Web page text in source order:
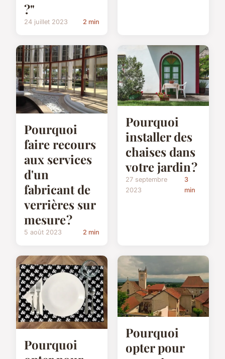
?"
24 juillet 2023 2 min
Pourquoi
faire recours
aux services
d'un
fabricant de
verrières sur
mesure ?
5 août 2023 2 min
Pourquoi
installer des
chaises dans
votre jardin ?
27 septembre
2023
3
min
Pourquoi
Pourquoi
opter pour